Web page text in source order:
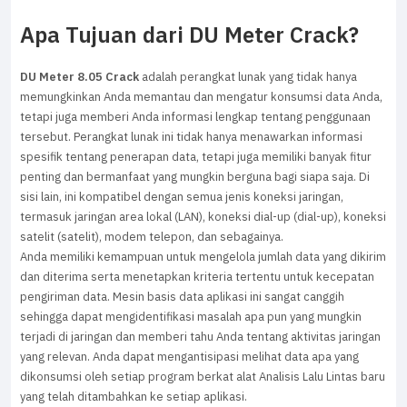
Apa Tujuan dari DU Meter Crack?
DU Meter 8.05 Crack adalah perangkat lunak yang tidak hanya
memungkinkan Anda memantau dan mengatur konsumsi data Anda,
tetapi juga memberi Anda informasi lengkap tentang penggunaan
tersebut. Perangkat lunak ini tidak hanya menawarkan informasi
spesifik tentang penerapan data, tetapi juga memiliki banyak fitur
penting dan bermanfaat yang mungkin berguna bagi siapa saja. Di
sisi lain, ini kompatibel dengan semua jenis koneksi jaringan,
termasuk jaringan area lokal (LAN), koneksi dial-up (dial-up), koneksi
satelit (satelit), modem telepon, dan sebagainya.
Anda memiliki kemampuan untuk mengelola jumlah data yang dikirim
dan diterima serta menetapkan kriteria tertentu untuk kecepatan
pengiriman data. Mesin basis data aplikasi ini sangat canggih
sehingga dapat mengidentifikasi masalah apa pun yang mungkin
terjadi di jaringan dan memberi tahu Anda tentang aktivitas jaringan
yang relevan. Anda dapat mengantisipasi melihat data apa yang
dikonsumsi oleh setiap program berkat alat Analisis Lalu Lintas baru
yang telah ditambahkan ke setiap aplikasi.